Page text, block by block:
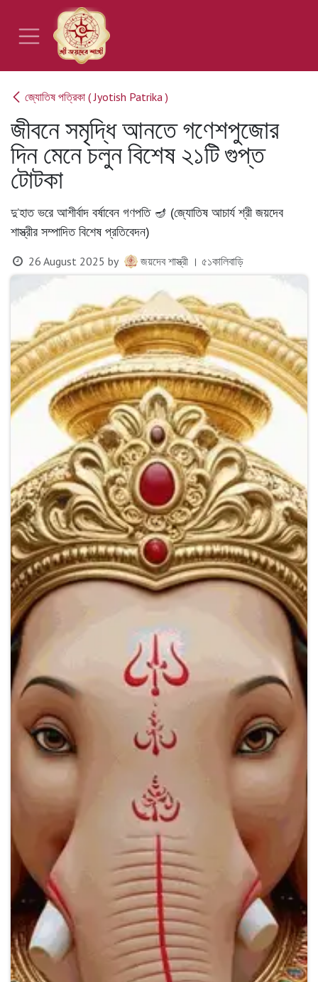
Skip to Content
জ্যোতিষ পত্রিকা ( Jyotish Patrika )
জীবনে সমৃদ্ধি আনতে গণেশপুজোর
দিন মেনে চলুন বিশেষ ২১টি গুপ্ত
টোটকা
দু’হাত ভরে আশীর্বাদ বর্ষাবেন গণপতি 🪔 (জ্যোতিষ আচার্য শ্রী জয়দেব
শাস্ত্রীর সম্পাদিত বিশেষ প্রতিবেদন)
26 August 2025 by জয়দেব শাস্ত্রী । ৫১কালিবাড়ি